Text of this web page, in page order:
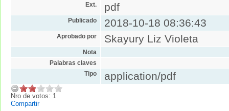
Ext. pdf
Publicado 2018-10-18 08:36:43
Aprobado por Skayury Liz Violeta
Nota
Palabras claves
Tipo
application/pdf
Nro de votos: 1
Compartir